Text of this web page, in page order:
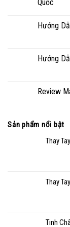
Quốc
Hướng
Hướng
Review
Sản phẩm nổi bật
Thay
Thay
Tinh